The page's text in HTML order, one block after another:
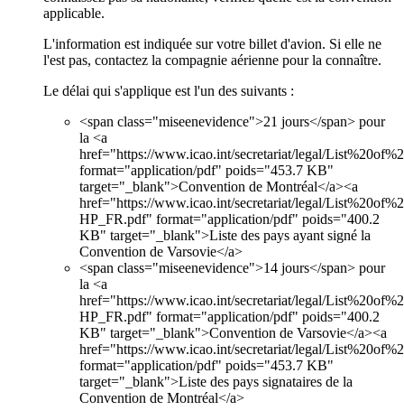
applicable.
L'information est indiquée sur votre billet d'avion. Si elle ne
l'est pas, contactez la compagnie aérienne pour la connaître.
Le délai qui s'applique est l'un des suivants :
<span class="miseenevidence">21 jours</span> pour
la <a
href="https://www.icao.int/secretariat/legal/
format="application/pdf" poids="453.7 KB"
target="_blank">Convention de Montréal</a><a
href="https://www.icao.int/secretariat/legal/
HP_FR.pdf" format="application/pdf" poids="400.2
KB" target="_blank">Liste des pays ayant signé la
Convention de Varsovie</a>
<span class="miseenevidence">14 jours</span> pour
la <a
href="https://www.icao.int/secretariat/legal/
HP_FR.pdf" format="application/pdf" poids="400.2
KB" target="_blank">Convention de Varsovie</a><a
href="https://www.icao.int/secretariat/legal/
format="application/pdf" poids="453.7 KB"
target="_blank">Liste des pays signataires de la
Convention de Montréal</a>